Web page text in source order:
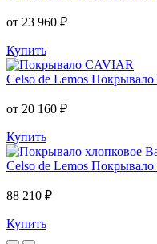
от 23 960 ₽
Купить
Celso de Lemos
от 20 160 ₽
Купить
Celso de Lemos Покрывало
88 210 ₽
Купить